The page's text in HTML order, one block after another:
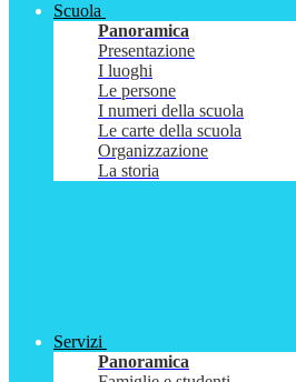
Scuola
Panoramica
Presentazione
I luoghi
Le persone
I numeri della scuola
Le carte della scuola
Organizzazione
La storia
Servizi
Panoramica